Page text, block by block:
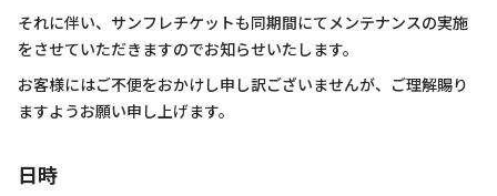
それに伴い、サンフレチケットも同期間にてメンテナンスの実施
をさせていただきますのでお知らせいたします。
お客様にはご不便をおかけし申し訳ございませんが、ご理解賜り
ますようお願い申し上げます。
日時